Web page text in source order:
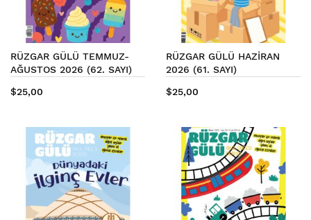
RÜZGAR GÜLÜ TEMMUZ-
AĞUSTOS 2026 (62. SAYI)
$25,00
RÜZGAR GÜLÜ HAZİRAN
2026 (61. SAYI)
$25,00